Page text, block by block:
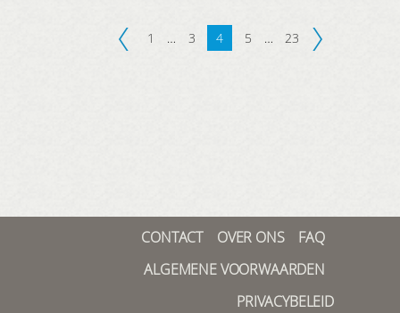
1 … 3 4 5 … 23
CONTACT OVER ONS
FAQ
ALGEMENE VOORWAARDEN
PRIVACYBELEID